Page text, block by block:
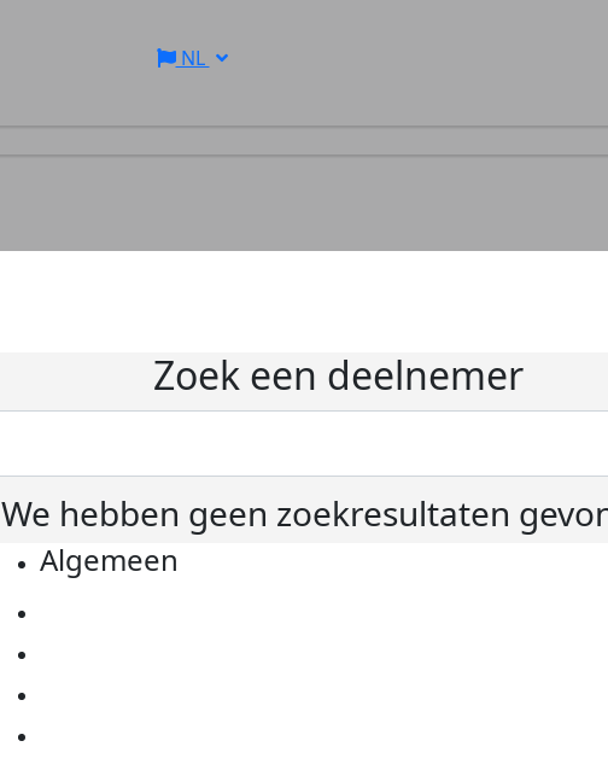
NL
Zoek een deelnemer
We hebben geen zoekresultaten
Algemeen